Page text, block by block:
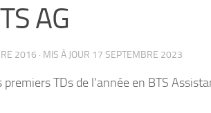
AG
2016 · MIS À JOUR 17 SEPTEMBRE 2023
TDs de l’année en BTS